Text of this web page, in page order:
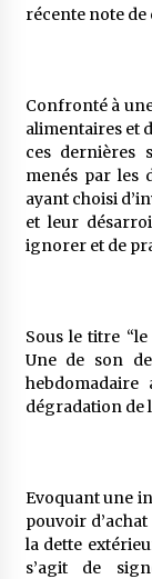
récente note
Confronté à
alimentaires et
ces dernières
menés par les
ayant choisi
et leur
ignorer et de
Sous le titre
Une de son
dégradation de
Evoquant une
pouvoir d’achat
la dette
s’agit de